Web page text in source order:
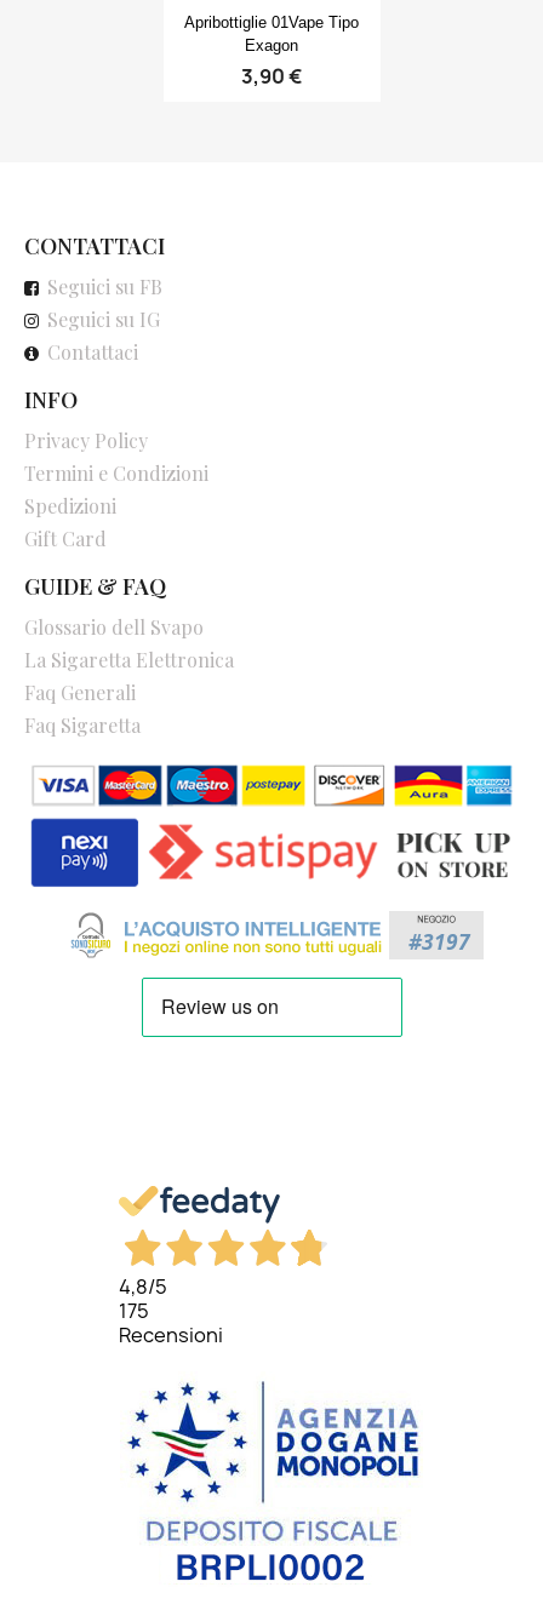
Anteprima
Apribottiglie 01Vape Tipo
Exagon
3,90 €
CONTATTACI
Seguici su FB
Seguici su IG
Contattaci
INFO
Privacy Policy
Termini e Condizioni
Spedizioni
Gift Card
GUIDE & FAQ
Glossario dell Svapo
La Sigaretta Elettronica
Faq Generali
Faq Sigaretta
4,8/5
175
Recensioni